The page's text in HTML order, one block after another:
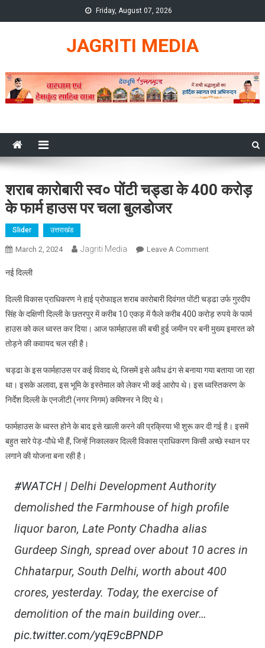
to
Friday, August 07, 2026
JAGRITI MEDIA
शराब कारोबारी स्व० पोंटी चड्डा के 400 करोड़
के फार्म हाउस पर चला बुलडोजर
Slider उत्तराखंड
March 2, 2024 Jagriti Media Leave A CommentOn
पोंटी
चड्डा
के
के
फार्म
चला
बुलडोजर
नई दिल्ली
दिल्ली विकास प्राधिकरण ने हाई प्रोफाइल शराब कारोबारी दिवंगत पोंटी चड्ढा उर्फ गुरदीप
सिंह के दक्षिणी दिल्ली के छतरपुर में करीब 10 एकड़ में फैले करीब 400 करोड़ रुपये के फार्म
हाउस को कल ध्वस्त कर दिया। आज फार्महाउस की बची हुई जमीन पर बनी मुख्य इमारत को
तोड़ने की कवायद चल रही है।
चड्ढा के इस फार्महाउस पर कई विवाद थे, जिसमें इसे अवैध ढंग से बनाया गया बताया जा रहा
था। इसके अलावा, इस भूमि के इस्तेमाल को लेकर भी कई आरोप थे। इस ध्वस्तिकरण के
निर्देश दिल्ली के एनजीटी (नगर निगम) कमिश्नर ने दिए थे।
फार्महाउस के ध्वस्त होने के बाद इसे खाली करने की प्रक्रिया भी शुरू कर दी गई है। इसमें
बहुत सारे पेड़-पौधे भी हैं, जिन्हें निकालकर दिल्ली विकास प्राधिकरण किसी अच्छे स्थान पर
लगाने की योजना बना रही है।
#WATCH| Delhi Development Authority
demolished the Farmhouse of high profile
liquor baron, Late Ponty Chadha alias
Gurdeep Singh, spread over about 10 acres in
Chhatarpur, South Delhi, worth about 400
crores, yesterday. Today, the exercise of
demolition of the main building over…
pic.twitter.com/yqE9cBPNDP